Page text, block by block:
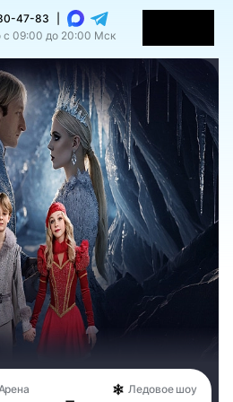
47-83
с 09:00 до 20:00 Мск
Ледовое шоу